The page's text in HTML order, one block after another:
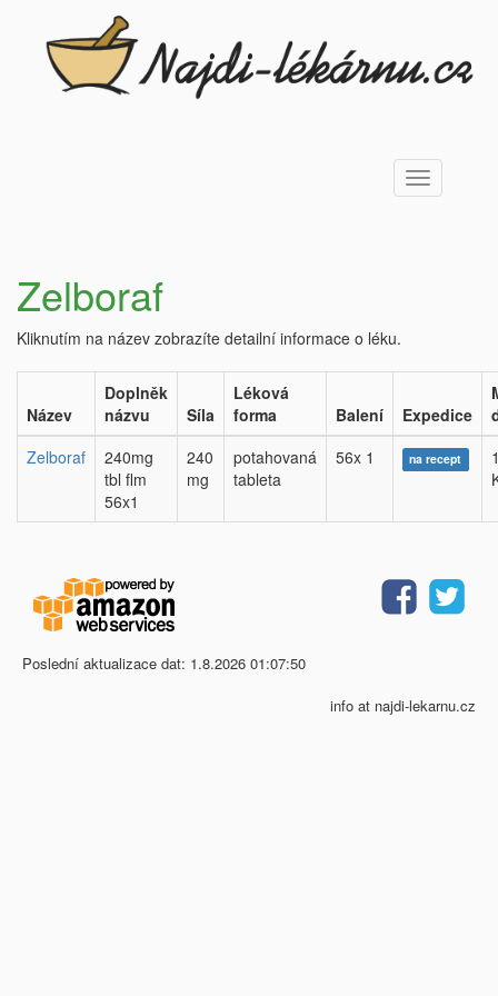
Toggle
navigation
Zelboraf
Kliknutím na název zobrazíte detailní informace o léku.
Název
Doplněk
názvu
Síla
Léková
forma
Balení Expedice
Zelboraf
240mg
tbl flm
56x1
240
mg
potahovaná
tableta
56x 1 na recept
Poslední aktualizace dat: 1.8.2026 01:07:50
info at najdi-lekarnu.cz